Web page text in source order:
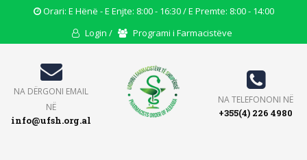
Opening
Orari: E Hënë - E Enjte: 8:00 - 16:30 / E Premte: 8:00 - 14:00
User
Login /
Users
Programi i Farmacistëve
Email
NA DËRGONI EMAIL
NË
info@ufsh.org.al
Phone
Icon
NA TELEFONONI NË
+355(4) 226 4980